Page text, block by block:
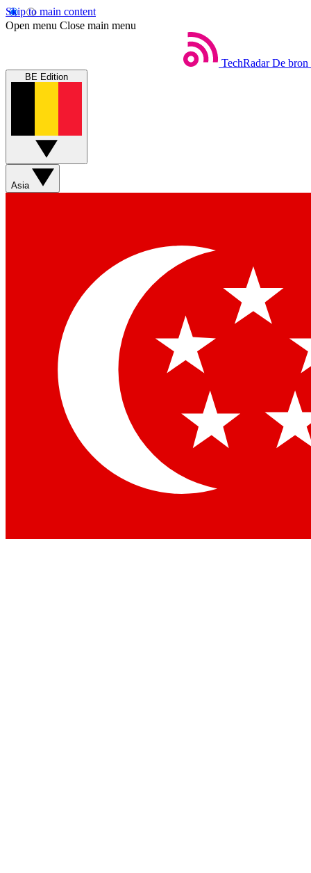
Skip to main content
Open menu Close main menu
TechRadar De bron
BE Edition
Asia